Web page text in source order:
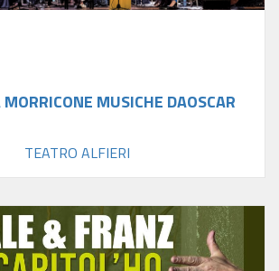
MUSICHE DAOSCAR
TEATRO ALFIERI